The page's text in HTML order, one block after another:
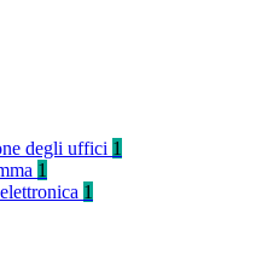
degli uffici 1
1
1